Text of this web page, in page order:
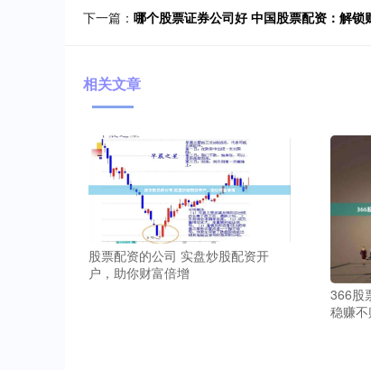
下一篇： 哪个股票证券公司好 中国股票配资：解锁
相关文章
股票配资的公司 实盘炒股配资开
户，助你财富倍增
366股
稳赚